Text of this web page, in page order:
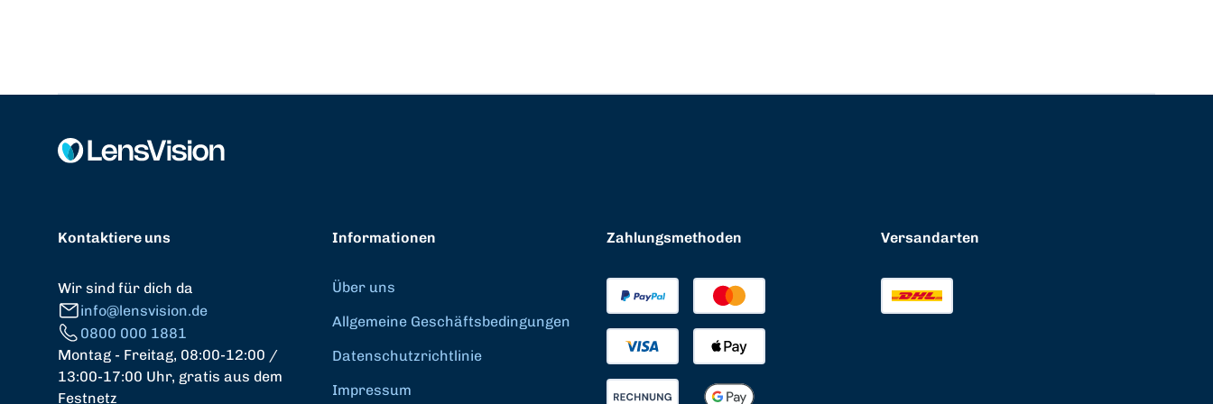
Kontaktiere uns
Wir sind für dich da
info@lensvision.de
0800 000 1881
Montag - Freitag, 08:00-12:00 /
13:00-17:00 Uhr, gratis aus dem
Festnetz
Informationen
Über uns
Allgemeine Geschäftsbedingungen
Datenschutzrichtlinie
Impressum
Zahlungsmethoden Versandarten